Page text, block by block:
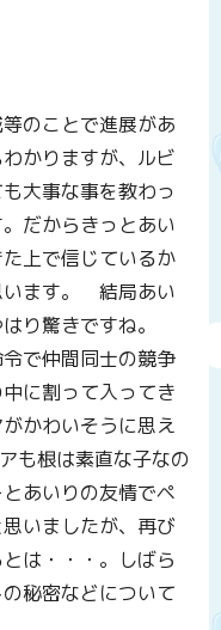
のことで進展があ
かりますが、ルビ
大事な事を教わっ
だからきっとあい
上で信じているか
います。 結局あい
はり驚きですね。
で仲間同士の競争
に割って入ってき
かわいそうに思え
も根は素直な子なの
あいりの友情でペ
いましたが、再び
は・・・。しばら
秘密などについて